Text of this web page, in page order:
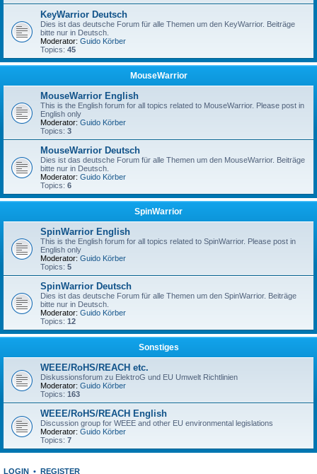
KeyWarrior Deutsch
Dies ist das deutsche Forum für alle Themen um den KeyWarrior. Beiträge
bitte nur in Deutsch.
Moderator: Guido Körber
Topics: 45
MouseWarrior
MouseWarrior English
This is the English forum for all topics related to MouseWarrior. Please post in
English only
Moderator: Guido Körber
Topics: 3
MouseWarrior Deutsch
Dies ist das deutsche Forum für alle Themen um den MouseWarrior. Beiträge
bitte nur in Deutsch.
Moderator: Guido Körber
Topics: 6
SpinWarrior
SpinWarrior English
This is the English forum for all topics related to SpinWarrior. Please post in
English only
Moderator: Guido Körber
Topics: 5
SpinWarrior Deutsch
Dies ist das deutsche Forum für alle Themen um den SpinWarrior. Beiträge
bitte nur in Deutsch.
Moderator: Guido Körber
Topics: 12
Sonstiges
WEEE/RoHS/REACH etc.
Diskussionsforum zu ElektroG und EU Umwelt Richtlinien
Moderator: Guido Körber
Topics: 163
WEEE/RoHS/REACH English
Discussion group for WEEE and other EU environmental legislations
Moderator: Guido Körber
Topics: 7
LOGIN • REGISTER